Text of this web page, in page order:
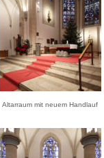
Altarraum mit neuem Handlauf